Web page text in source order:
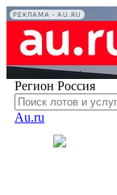
РЕКЛАМА • AU.RU
Регион Россия
Au.ru